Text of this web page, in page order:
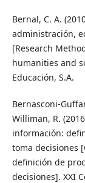
Bernal, C. A.
administración,
[Research
humanities and
Educación, S.A.
Bernasconi-
Williman, R.
información:
toma decisiones
definición de
decisiones]. XXI